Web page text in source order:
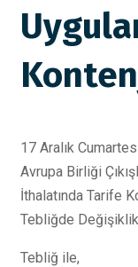
17 Aralık
Avrupa Birliği
İthalatında Tarife
Tebliğde Değişiklik
Tebliğ ile,